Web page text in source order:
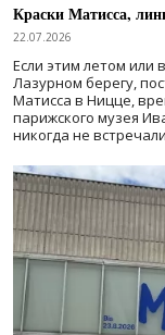
Краски Матисса,
22.07.2026
Если этим летом или
Лазурном берегу,
Матисса в Ницце,
парижского музея
никогда не